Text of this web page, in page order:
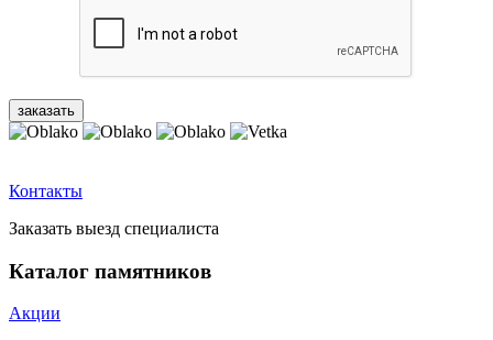
Контакты
Заказать выезд специалиста
Каталог памятников
Акции